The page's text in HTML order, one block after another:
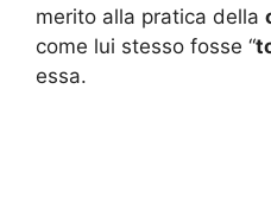
merito alla pratica della
come lui stesso fosse “
essa.